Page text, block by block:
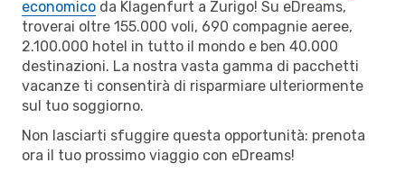
economico da Klagenfurt a Zurigo! Su eDreams,
troverai oltre 155.000 voli, 690 compagnie aeree,
2.100.000 hotel in tutto il mondo e ben 40.000
destinazioni. La nostra vasta gamma di pacchetti
vacanze ti consentirà di risparmiare ulteriormente
sul tuo soggiorno.
Non lasciarti sfuggire questa opportunità: prenota
ora il tuo prossimo viaggio con eDreams!